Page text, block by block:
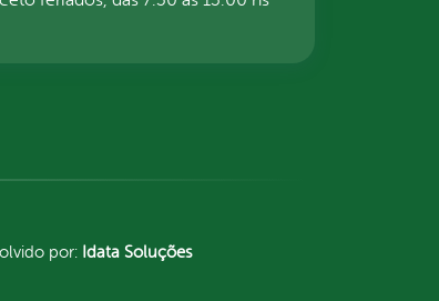
por: Idata Soluções